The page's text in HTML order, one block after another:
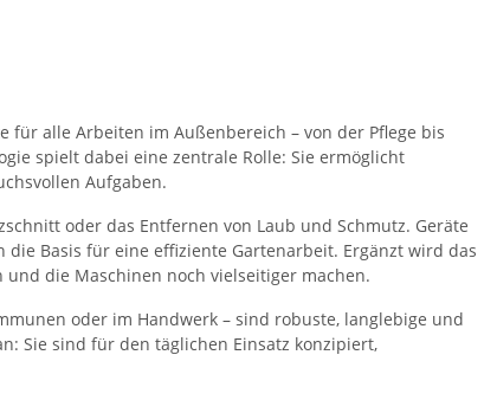
für alle Arbeiten im Außenbereich – von der Pflege bis
spielt dabei eine zentrale Rolle: Sie ermöglicht
Aufgaben.
oder das Entfernen von Laub und Schmutz. Geräte
die Basis für eine effiziente Gartenarbeit. Ergänzt wird das
die Maschinen noch vielseitiger machen.
oder im Handwerk – sind robuste, langlebige und
Sie sind für den täglichen Einsatz konzipiert,